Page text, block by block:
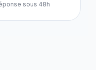
sous 48h